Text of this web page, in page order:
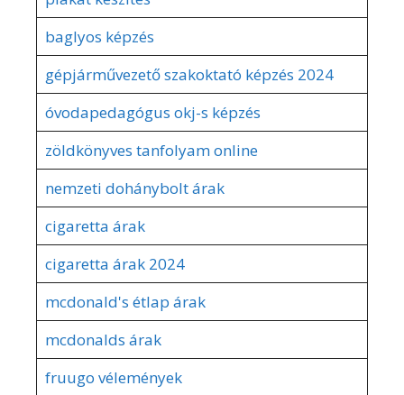
baglyos képzés
gépjárművezető szakoktató képzés 2024
óvodapedagógus okj-s képzés
zöldkönyves tanfolyam online
nemzeti dohánybolt árak
cigaretta árak
cigaretta árak 2024
mcdonald's étlap árak
mcdonalds árak
fruugo vélemények